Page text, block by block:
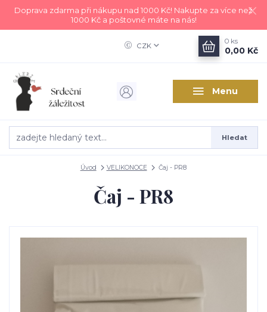
Doprava zdarma při nákupu nad 1000 Kč! Nakupte za více než
1000 Kč a poštovné máte na nás!
Menu
CZK
Hledat
0 ks
0,00 Kč
Úvod VELIKONOCE Čaj - PR8
Čaj - PR8